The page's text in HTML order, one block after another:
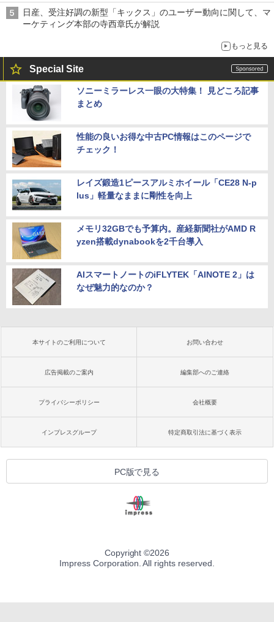
日産、受注好調の新型「キックス」のユーザー動向に関して、マ
ーケティング本部の寺西章氏が解説
もっと見る
Special Site
ソニーミラーレス一眼の大特集！ 見どころ記事
まとめ
性能の良いお得な中古PC情報はこのページで
チェック！
レイズ鍛造1ピースアルミホイール「CE28 N-p
lus」軽量なままに剛性を向上
メモリ32GBでも予算内。産経新聞社がAMD R
yzen搭載dynabookを2千台導入
AIスマートノートのiFLYTEK「AINOTE 2」は
なぜ魅力的なのか？
本サイトのご利用について お問い合わせ
広告掲載のご案内 編集部へのご連絡
プライバシーポリシー 会社概要
インプレスグループ 特定商取引法に基づく表示
PC版で見る
Copyright ©2026
Impress Corporation. All rights reserved.